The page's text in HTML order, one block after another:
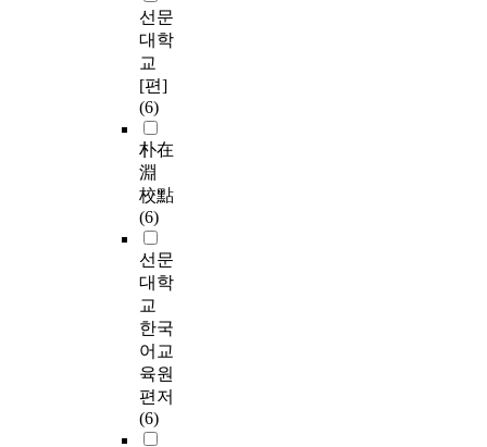
선문
대학
교
[편]
(6)
朴在
淵
校點
(6)
선문
대학
교
한국
어교
육원
편저
(6)